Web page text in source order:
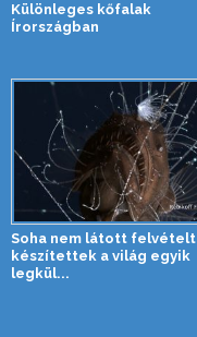
Különleges kőfalak
Írországban
Soha nem látott felvételt
készítettek a világ egyik
legkül...